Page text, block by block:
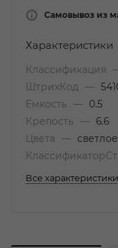
Самовывоз из
Характеристики
Классификация
ШтрихКод
—
Емкость
—
0.5
Крепость
—
6.6
Цвета
—
светлое
Все характеристики